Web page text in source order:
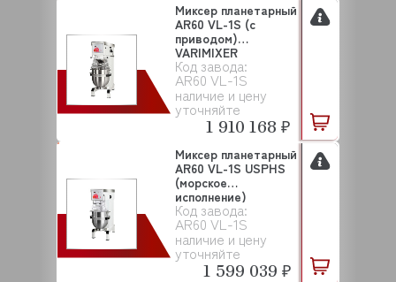
Код завода:
AR60 VL-1S
наличие и цену
уточняйте
Миксер планетарный
AR60 VL-1S (с
приводом)
VARIMIXER
1 910 168 ₽
Код завода:
AR60 VL-1S
наличие и цену
уточняйте
Миксер планетарный
AR60 VL-1S USPHS
(морское
исполнение)
VARIMIXE...
1 599 039 ₽